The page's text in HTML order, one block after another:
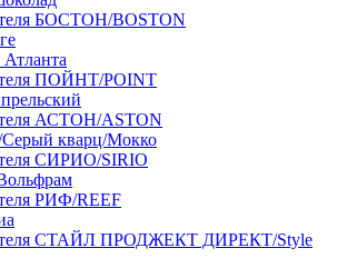
БОСТОН/BOSTON
ПОЙНТ/POINT
АСТОН/ASTON
кварц/Мокко
СИРИО/SIRIO
РИФ/REEF
СТАЙЛ ПРОДЖЕКТ ДИРЕКТ/Style